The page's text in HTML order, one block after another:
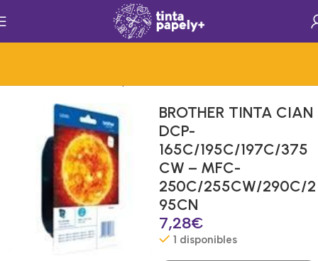
BROTHER TINTA CIAN
DCP-
165C/195C/197C/375
CW – MFC-
250C/255CW/290C/2
95CN
7,28€
1 disponibles